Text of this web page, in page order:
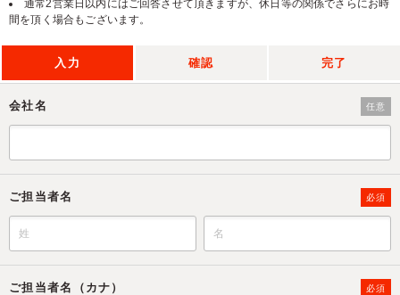
通常2営業日以内にはご回答させて頂きますが、休日等の関係でさらにお時
間を頂く場合もございます。
入力 確認 完了
会社名 任意
ご担当者名 必須
ご担当者名（カナ） 必須